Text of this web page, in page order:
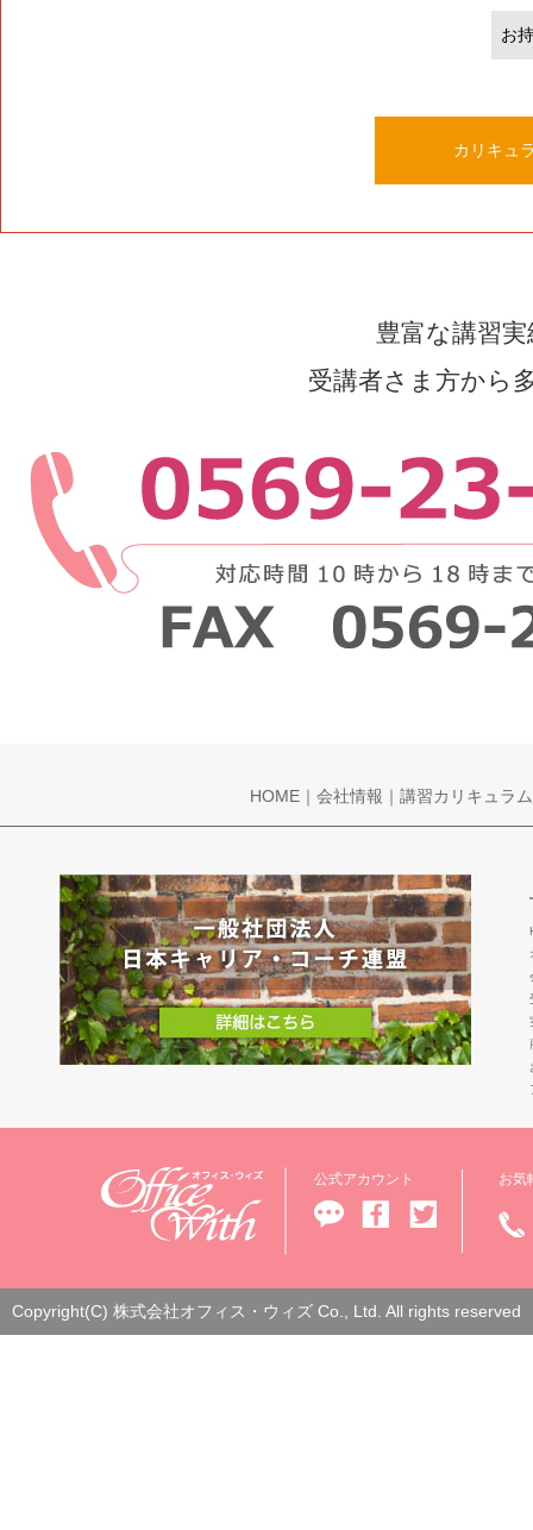
お
カリキュ
豊富な講習
受講者さま方から
HOME ｜ 会社情報 ｜ 講習カリキュラム
公式アカウント お気
Copyright(C) 株式会社オフィス・ウィズ Co., Ltd. All rights reserved